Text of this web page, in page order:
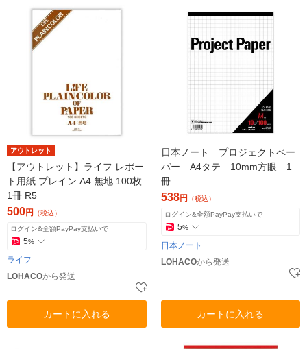
アウトレット
【アウトレット】ライフ レポー
ト用紙 プレイン A4 無地 100枚
1冊 R5
500円 （税込）
ログイン&全額PayPay支払いで
5%
ライフ
LOHACOから発送
カートに入れる
日本ノート プロジェクトペー
パー A4タテ 10mm方眼 1
冊
538円 （税込）
ログイン&全額PayPay支払いで
5%
日本ノート
LOHACOから発送
カートに入れる